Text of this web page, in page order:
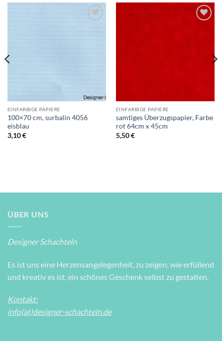
Auf die
Wunschliste
EINFARBIGE PAPIERE
100×70 cm, surbalin 4056
eisblau
3,10€
EINFARBIGE PAPIERE
samtiges Überzugspapier, Farbe
rot 64cm x 45cm
5,50€
ÜBER UNS
Designer Schachteln
Es ist uns eine Herzensangelegenheit, zu zeigen, wie erfüllend
und kreativ es ist, ein schönes Geschenk selbst zu gestalten.
Kontakt:
info(at)designer-schachteln.de